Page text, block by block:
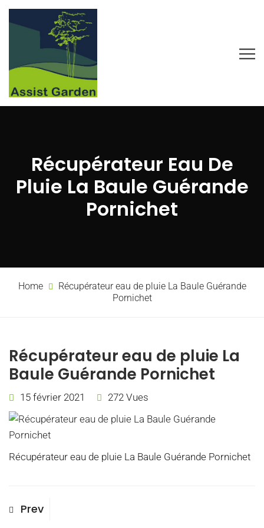
Récupérateur Eau De
Pluie La Baule Guérande
Pornichet
Home
Récupérateur eau de pluie La Baule Guérande
Pornichet
Récupérateur eau de pluie La
Baule Guérande Pornichet
15 février 2021 272 Vues
Récupérateur eau de pluie La Baule Guérande Pornichet
Navigation
Previous
Prev